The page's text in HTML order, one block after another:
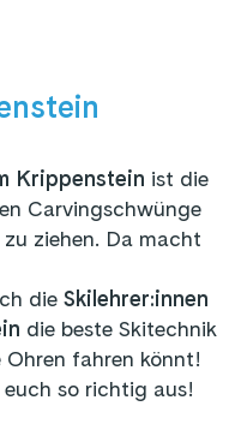
Krippenstein ist die
Carvingschwünge
zu ziehen. Da macht
die Skilehrer:innen
die beste Skitechnik
fahren könnt!
so richtig aus!